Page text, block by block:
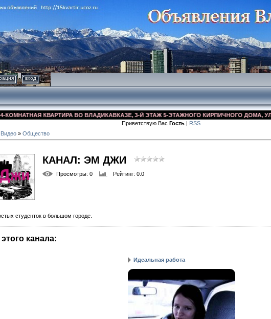
вход
КВАРТИРА ВО ВЛАДИКАВКАЗЕ, 3-Й ЭТАЖ 5-ЭТАЖНОГО КИРПИЧНОГО ДОМА, УЛ.
Приветствую Вас Гость | RSS
Видео » Общество
КАНАЛ: ЭМ ДЖИ
Просмотры: 0 Рейтинг: 0.0
студенток в большом городе.
канала:
Идеальная работа